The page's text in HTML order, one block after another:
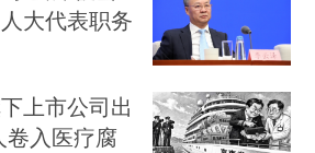
大代表职务
上市公司出
卷入医疗腐